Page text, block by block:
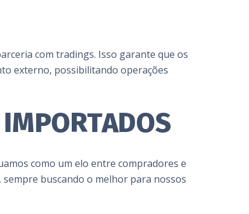
com tradings. Isso garante que os
externo, possibilitando operações
como um elo entre compradores e
buscando o melhor para nossos